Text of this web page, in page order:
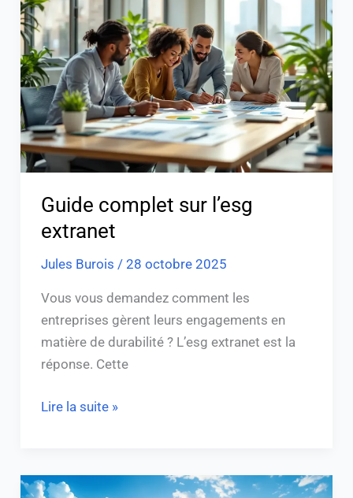
Guide complet sur l’esg
extranet
Jules Burois / 28 octobre 2025
Vous vous demandez comment les
entreprises gèrent leurs engagements en
matière de durabilité ? L’esg extranet est la
réponse. Cette
sur
l’esg
extranet
Lire la suite »
Deep